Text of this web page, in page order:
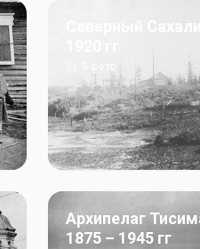
Северный
Архипелаг
1875 – 1945 гг